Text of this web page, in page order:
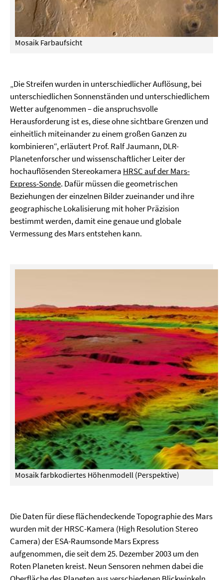
Mosaik Farbaufsicht
„Die Streifen wurden in unterschiedlicher Auflösung, bei
unterschiedlichen Sonnenständen und unterschiedlichem
Wetter aufgenommen – die anspruchsvolle
Herausforderung ist es, diese ohne sichtbare Grenzen und
einheitlich miteinander zu einem großen Ganzen zu
kombinieren“, erläutert Prof. Ralf Jaumann, DLR-
Planetenforscher und wissenschaftlicher Leiter der
hochauflösenden Stereokamera HRSC auf der Mars-
Express-Sonde. Dafür müssen die geometrischen
Beziehungen der einzelnen Bilder zueinander und ihre
geographische Lokalisierung mit hoher Präzision
bestimmt werden, damit eine genaue und globale
Vermessung des Mars entstehen kann.
Mosaik farbkodiertes Höhenmodell (Perspektive)
Die Daten für diese flächendeckende Topographie des Mars
wurden mit der HRSC-Kamera (High Resolution Stereo
Camera) der ESA-Raumsonde Mars Express
aufgenommen, die seit dem 25. Dezember 2003 um den
Roten Planeten kreist. Neun Sensoren nehmen dabei die